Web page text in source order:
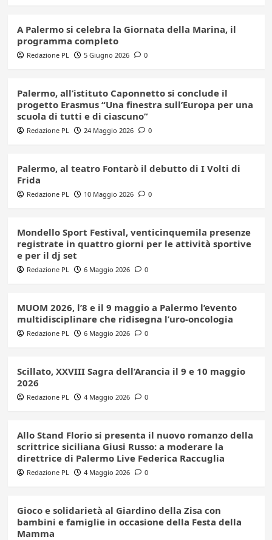
A Palermo si celebra la Giornata della Marina, il
programma completo
Redazione PL 5 Giugno 2026 0
Palermo, all’istituto Caponnetto si conclude il
progetto Erasmus “Una finestra sull’Europa per una
scuola di tutti e di ciascuno”
Redazione PL 24 Maggio 2026 0
Palermo, al teatro Fontarò il debutto di I Volti di
Frida
Redazione PL 10 Maggio 2026 0
Mondello Sport Festival, venticinquemila presenze
registrate in quattro giorni per le attività sportive
e per il dj set
Redazione PL 6 Maggio 2026 0
MUOM 2026, l’8 e il 9 maggio a Palermo l’evento
multidisciplinare che ridisegna l’uro-oncologia
Redazione PL 6 Maggio 2026 0
Scillato, XXVIII Sagra dell’Arancia il 9 e 10 maggio
2026
Redazione PL 4 Maggio 2026 0
Allo Stand Florio si presenta il nuovo romanzo della
scrittrice siciliana Giusi Russo: a moderare la
direttrice di Palermo Live Federica Raccuglia
Redazione PL 4 Maggio 2026 0
Gioco e solidarietà al Giardino della Zisa con
bambini e famiglie in occasione della Festa della
Mamma